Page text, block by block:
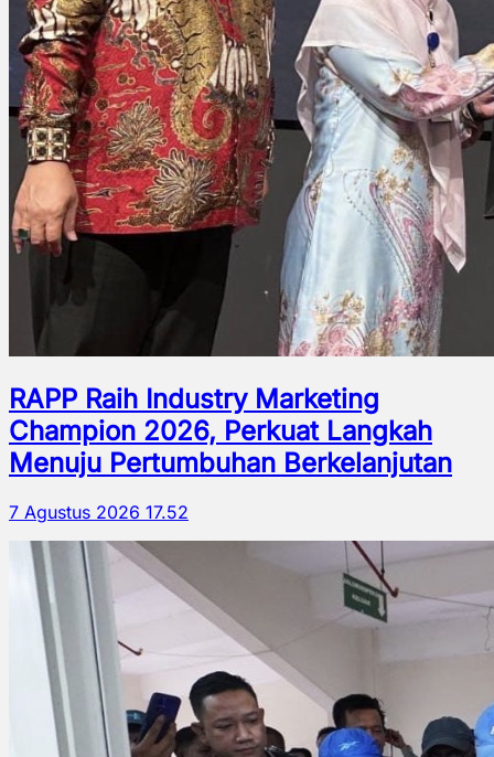
RAPP Raih Industry Marketing
Champion 2026, Perkuat Langkah
Menuju Pertumbuhan Berkelanjutan
7 Agustus 2026 17.52